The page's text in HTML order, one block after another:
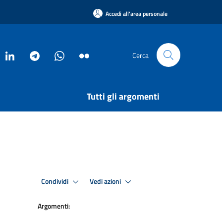
Accedi all'area personale
Cerca
Tutti gli argomenti
Condividi Vedi azioni
Argomenti: